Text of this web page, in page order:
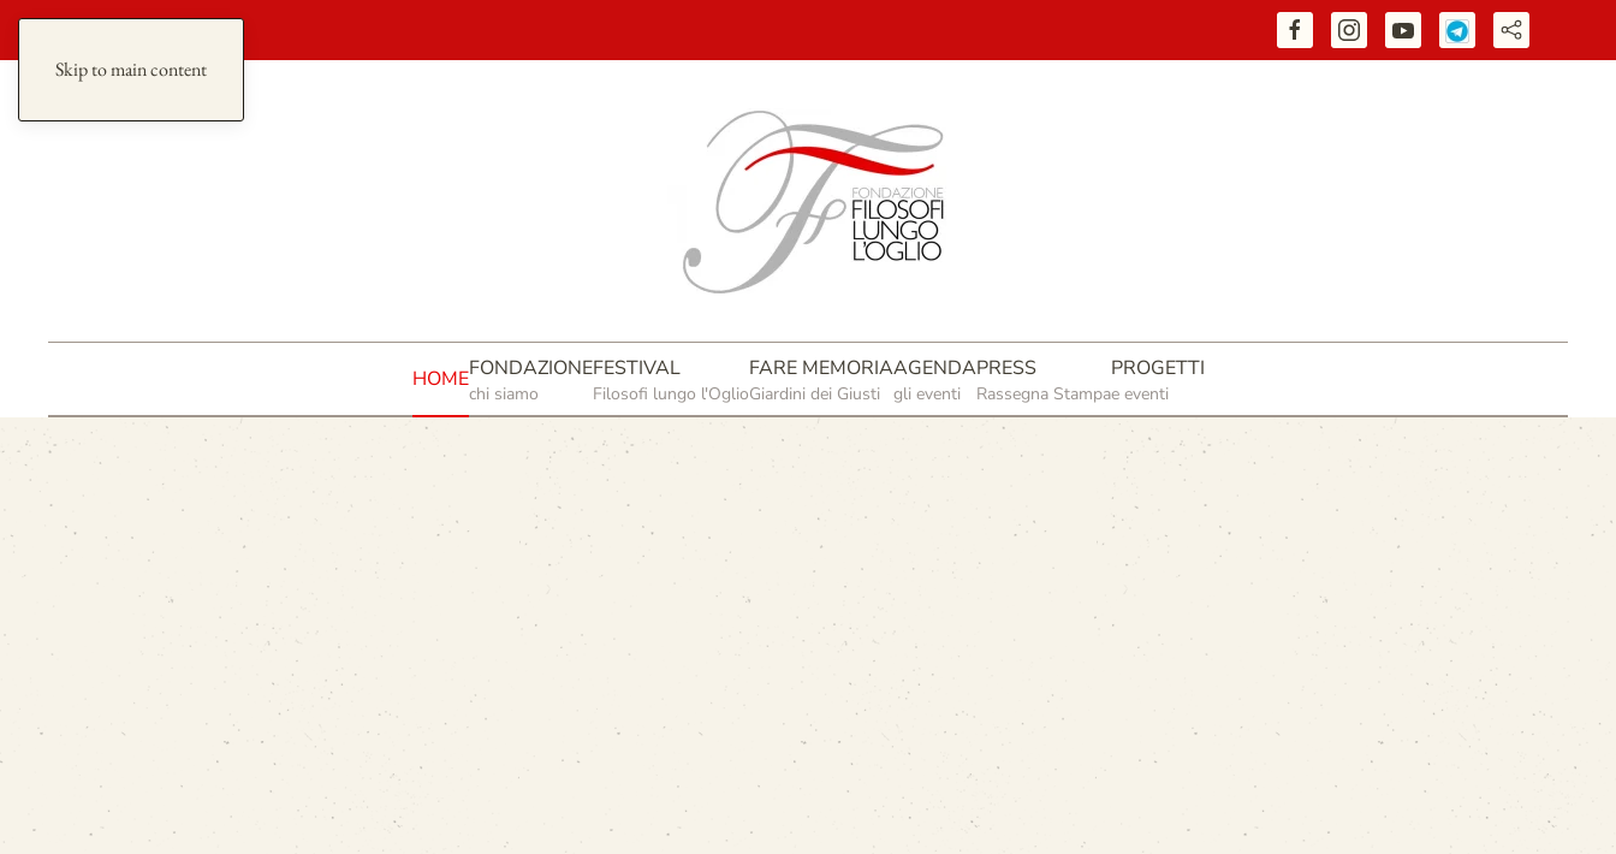
Skip to main content
HOMEFONDAZIONE
chi siamo
FESTIVAL
Filosofi lungo l'Oglio
FARE MEMORIA
Giardini dei Giusti
AGENDA
gli eventi
PRESS
Rassegna Stampa
PROGETTI
e eventi